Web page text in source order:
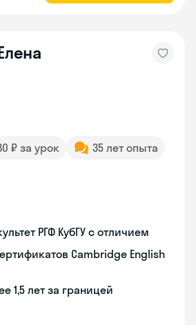
₽ за урок
35 лет опыта
РГФ КубГУ с отличием
Cambridge English
1,5 лет за границей